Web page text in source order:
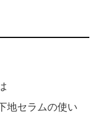
地セラムの使い